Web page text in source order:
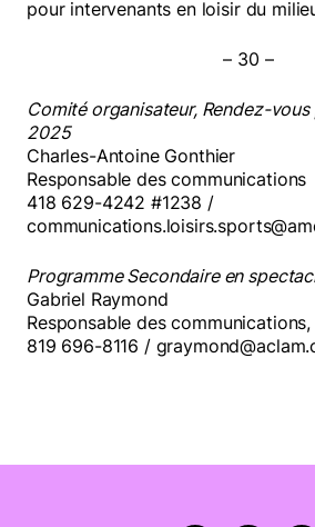
pour intervenants en loisir du
– 30 –
Comité organisateur, Rendez-
2025
Charles-Antoine Gonthier
Responsable des communications
418 629-4242 #1238 /
Programme Secondaire en
Gabriel Raymond
Responsable des communications,
819 696-8116 /